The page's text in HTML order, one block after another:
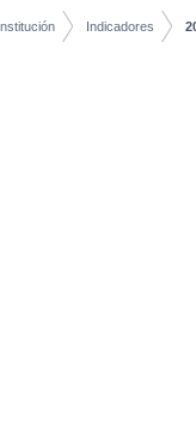
Indicadores